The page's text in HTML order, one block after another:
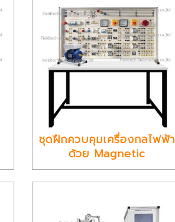
ชุดฝึกควบคุมเครื่องกลไฟฟ้า
ด้วย Magnetic